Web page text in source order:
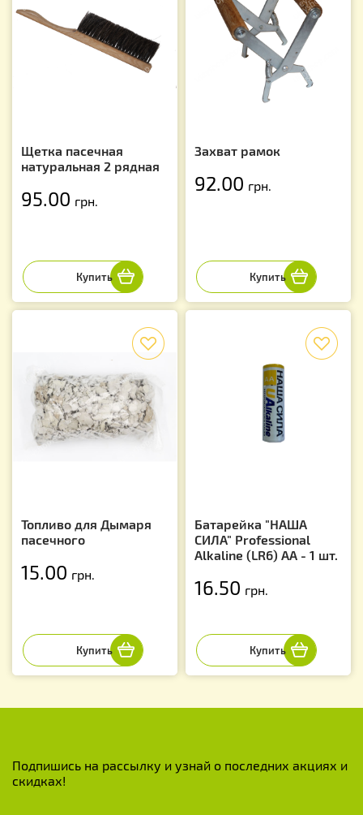
Щетка пасечная
натуральная 2 рядная
95.00 грн.
Захват рамок
92.00 грн.
Топливо для Дымаря
пасечного
15.00 грн.
Батарейка "НАША
СИЛА" Professional
Alkaline (LR6) AA - 1 шт.
16.50 грн.
Подпишись на рассылку и узнай о последних акциях и
скидках!